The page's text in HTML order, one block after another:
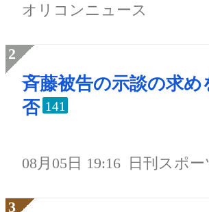
オリコンニュース
斉藤被告の示談の求め
否 141
08月05日 19:16 日刊スポー